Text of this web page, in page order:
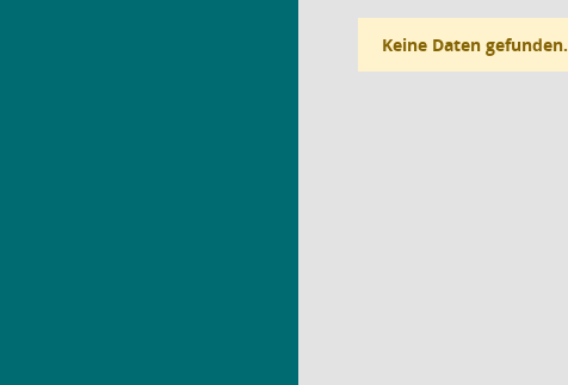
Keine Daten gefunden.